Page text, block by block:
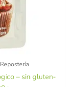
– sin gluten-